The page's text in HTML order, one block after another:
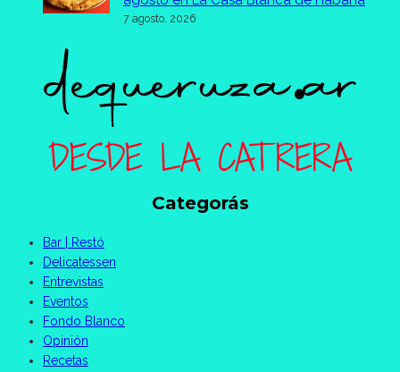
7 agosto, 2026
Categorás
Bar | Restó
Delicatessen
Entrevistas
Eventos
Fondo Blanco
Opinión
Recetas